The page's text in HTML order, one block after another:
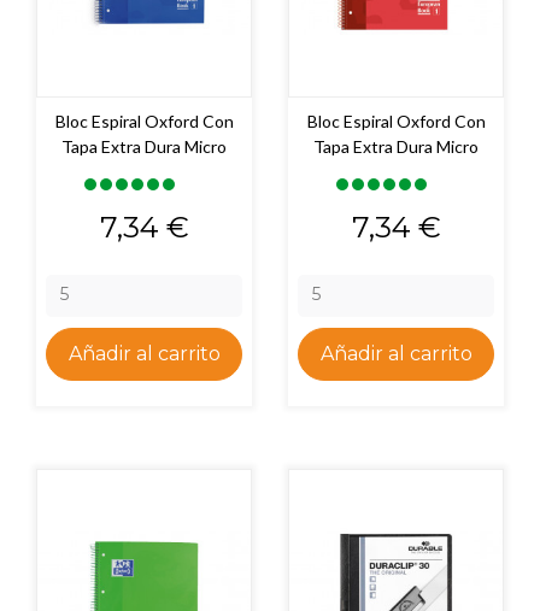
Bloc Espiral Oxford Con
Tapa Extra Dura Micro
Precio
7,34 €
Añadir al carrito
Bloc Espiral Oxford Con
Tapa Extra Dura Micro
Precio
7,34 €
Añadir al carrito